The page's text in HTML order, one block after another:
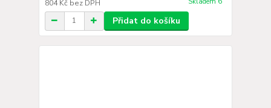
804 Kč bez DPH
Přidat do košíku